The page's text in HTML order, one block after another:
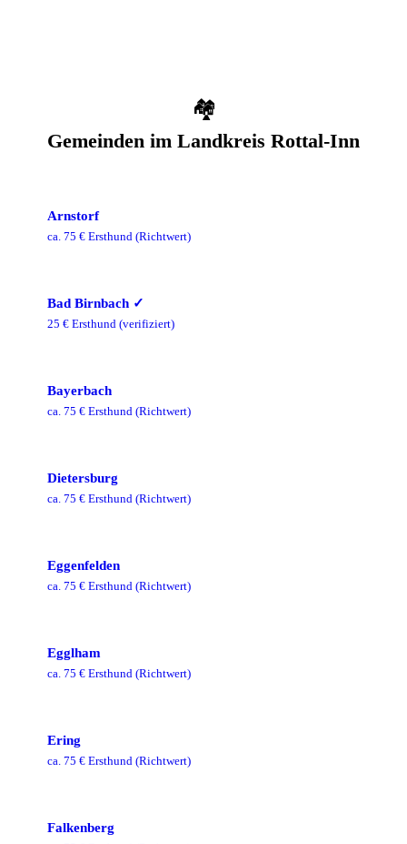
🏘️
Gemeinden im Landkreis Rottal-Inn
Arnstorf
ca. 75 € Ersthund (Richtwert)
Bad Birnbach ✓
25 € Ersthund (verifiziert)
Bayerbach
ca. 75 € Ersthund (Richtwert)
Dietersburg
ca. 75 € Ersthund (Richtwert)
Eggenfelden
ca. 75 € Ersthund (Richtwert)
Egglham
ca. 75 € Ersthund (Richtwert)
Ering
ca. 75 € Ersthund (Richtwert)
Falkenberg